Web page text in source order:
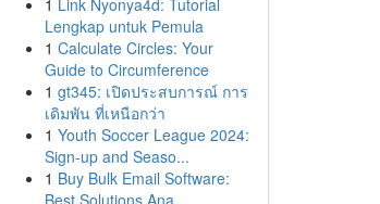
1 Link Nyonya4d: Tutorial
Lengkap untuk Pemula
1 Calculate Circles: Your
Guide to Circumference
1 gt345: เปิดประสบการณ์ การ
เดิมพัน ที่เหนือกว่า
1 Youth Soccer League 2024:
Sign-up and Seaso...
1 Buy Bulk Email Software:
Best Solutions Ana...